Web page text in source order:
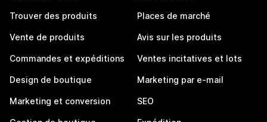
Trouver des produits
Vente de produits
Commandes et expéditions
Design de boutique
Marketing et conversion
Places de marché
Avis sur les produits
Ventes incitatives et lots
Marketing par e-mail
SEO